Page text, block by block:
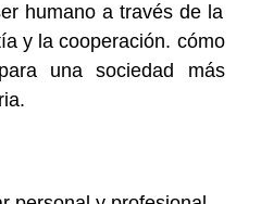
humano a través de la
y la cooperación. cómo
una sociedad más